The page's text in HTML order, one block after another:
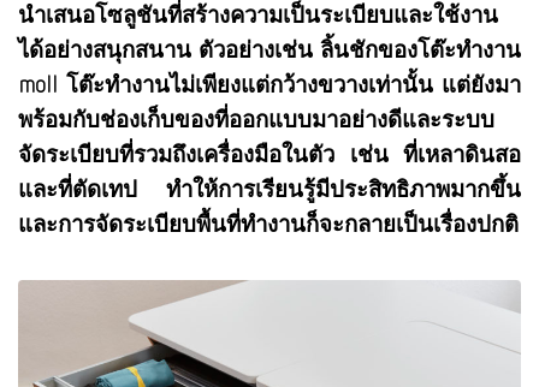
นำเสนอโซลูชันที่สร้างความเป็นระเบียบและใช้งาน
ได้อย่างสนุกสนาน ตัวอย่างเช่น ลิ้นชักของโต๊ะทำงาน
moll โต๊ะทำงานไม่เพียงแต่กว้างขวางเท่านั้น แต่ยังมา
พร้อมกับช่องเก็บของที่ออกแบบมาอย่างดีและระบบ
จัดระเบียบที่รวมถึงเครื่องมือในตัว เช่น ที่เหลาดินสอ
และที่ตัดเทป ทำให้การเรียนรู้มีประสิทธิภาพมากขึ้น
และการจัดระเบียบพื้นที่ทำงานก็จะกลายเป็นเรื่องปกติ